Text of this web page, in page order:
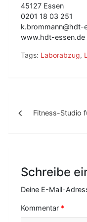
45127 Essen
0201 18 03 251
k.brommann@hdt-
www.hdt-essen.de
Tags: Laborabzug,
i
Fitness-Studio
Schreibe
Deine E-Mail-
Kommentar *